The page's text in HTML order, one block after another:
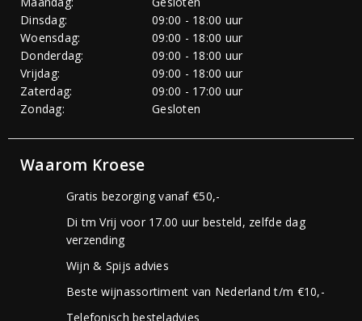
Dinsdag:
09:00 - 18:00 uur
Woensdag:
09:00 - 18:00 uur
Donderdag:
09:00 - 18:00 uur
Vrijdag:
09:00 - 18:00 uur
Zaterdag:
09:00 - 17:00 uur
Zondag:
Gesloten
Waarom Kroese
Gratis bezorging vanaf €50,-
Di tm Vrij voor 17.00 uur besteld, zelfde dag
verzending
Wijn & Spijs advies
Beste wijnassortiment van Nederland t/m €10,-
Telefonisch besteladvies